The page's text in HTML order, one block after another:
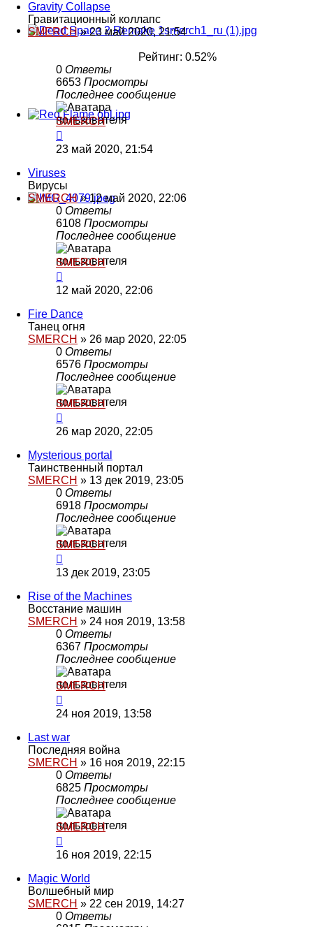
Gravity Collapse
Гравитационный коллапс
SMERCH»23 май 2020, 21:54
Рейтинг: 0.52%
0 Ответы
6653 Просмотры
Последнее сообщение
SMERCH
23 май 2020, 21:54
Viruses
Вирусы
SMERCH»12 май 2020, 22:06
0 Ответы
6108 Просмотры
Последнее сообщение
SMERCH
12 май 2020, 22:06
Fire Dance
Танец огня
SMERCH » 26 мар 2020, 22:05
0 Ответы
6576 Просмотры
Последнее сообщение
SMERCH
26 мар 2020, 22:05
Mysterious portal
Таинственный портал
SMERCH » 13 дек 2019, 23:05
0 Ответы
6918 Просмотры
Последнее сообщение
SMERCH
13 дек 2019, 23:05
Rise of the Machines
Восстание машин
SMERCH » 24 ноя 2019, 13:58
0 Ответы
6367 Просмотры
Последнее сообщение
SMERCH
24 ноя 2019, 13:58
Last war
Последняя война
SMERCH » 16 ноя 2019, 22:15
0 Ответы
6825 Просмотры
Последнее сообщение
SMERCH
16 ноя 2019, 22:15
Magic World
Волшебный мир
SMERCH » 22 сен 2019, 14:27
0 Ответы